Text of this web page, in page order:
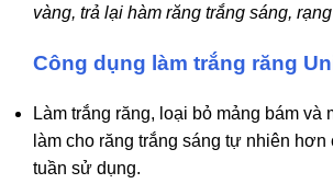
vàng, trả lại hàm răng trắng sáng,
Công dụng làm trắng răng
Làm trắng răng, loại bỏ mảng bám và
làm cho răng trắng sáng tự nhiên hơn
tuần sử dụng.